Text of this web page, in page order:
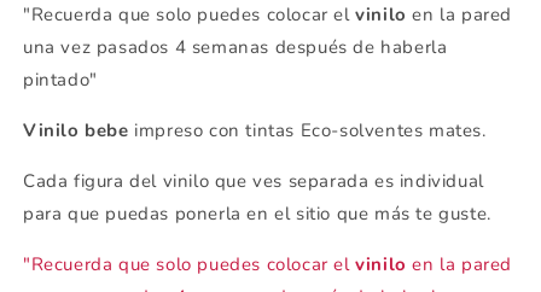
"Recuerda que solo puedes colocar elvinilo en la pared
una vez pasados 4 semanas después de haberla
pintado"
Vinilo bebe impreso con tintas Eco-solventes mates.
Cada figura del vinilo que ves separada es individual
para que puedas ponerla en el sitio que más te guste.
"Recuerda que solo puedes colocar elvinilo en la pared